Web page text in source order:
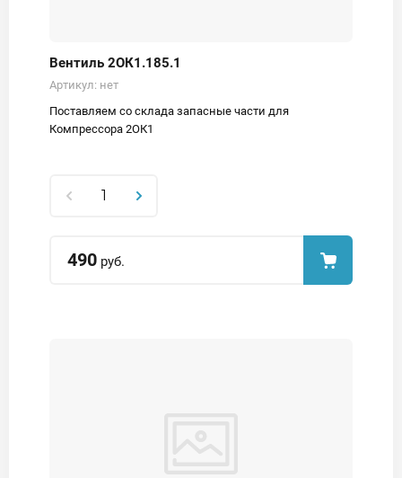
Вентиль 2ОК1.185.1
Артикул: нет
Поставляем со склада запасные части для
Компрессора 2ОК1
490 руб.